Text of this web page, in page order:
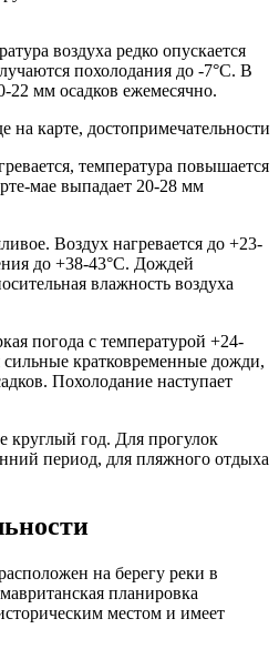
воздуха редко опускается
похолодания до -7°С. В
22 мм осадков ежемесячно.
температура повышается
мае выпадает 20-28 мм
Воздух нагревается до +23-
до +38-43°С. Дождей
влажность воздуха
погода с температурой +24-
кратковременные дожди,
Похолодание наступает
круглый год. Для прогулок
период, для пляжного отдыха
на берегу реки в
планировка
местом и имеет